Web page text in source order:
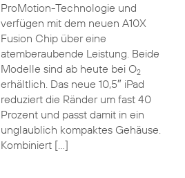
ProMotion-Technologie und
verfügen mit dem neuen A10X
Fusion Chip über eine
atemberaubende Leistung. Beide
Modelle sind ab heute bei O2
erhältlich. Das neue 10,5″ iPad
reduziert die Ränder um fast 40
Prozent und passt damit in ein
unglaublich kompaktes Gehäuse.
Kombiniert […]